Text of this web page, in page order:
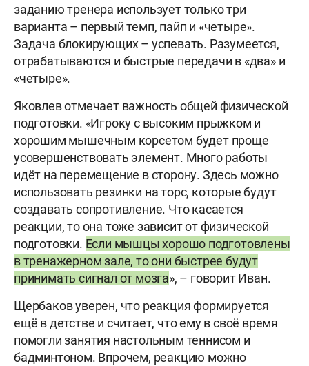
заданию тренера использует только три
варианта – первый темп, пайп и «четыре».
Задача блокирующих – успевать. Разумеется,
отрабатываются и быстрые передачи в «два» и
«четыре».
Яковлев отмечает важность общей физической
подготовки. «Игроку с высоким прыжком и
хорошим мышечным корсетом будет проще
усовершенствовать элемент. Много работы
идёт на перемещение в сторону. Здесь можно
использовать резинки на торс, которые будут
создавать сопротивление. Что касается
реакции, то она тоже зависит от физической
подготовки. Если мышцы хорошо подготовлены
в тренажерном зале, то они быстрее будут
принимать сигнал от мозга», – говорит Иван.
Щербаков уверен, что реакция формируется
ещё в детстве и считает, что ему в своё время
помогли занятия настольным теннисом и
бадминтоном. Впрочем, реакцию можно